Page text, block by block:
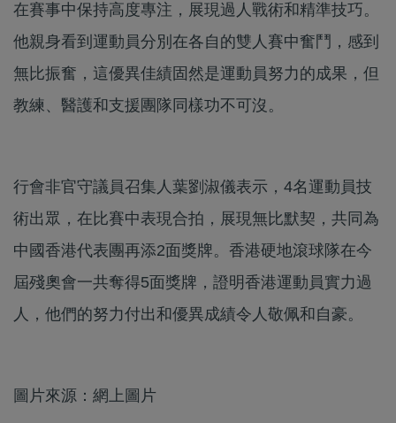
在賽事中保持高度專注，展現過人戰術和精準技巧。
他親身看到運動員分別在各自的雙人賽中奮鬥，感到
無比振奮，這優異佳績固然是運動員努力的成果，但
教練、醫護和支援團隊同樣功不可沒。
行會非官守議員召集人葉劉淑儀表示，4名運動員技
術出眾，在比賽中表現合拍，展現無比默契，共同為
中國香港代表團再添2面獎牌。香港硬地滾球隊在今
屆殘奧會一共奪得5面獎牌，證明香港運動員實力過
人，他們的努力付出和優異成績令人敬佩和自豪。
圖片來源：網上圖片